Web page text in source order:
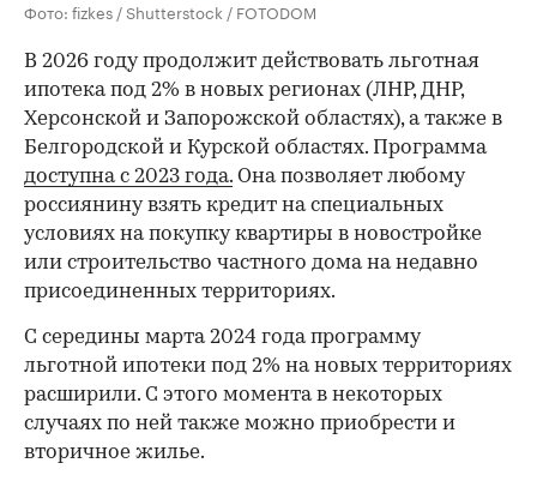
Фото: fizkes / Shutterstock / FOTODOM
В 2026 году продолжит действовать льготная
ипотека под 2% в новых регионах (ЛНР, ДНР,
Херсонской и Запорожской областях), а также в
Белгородской и Курской областях. Программа
доступна с 2023 года. Она позволяет любому
россиянину взять кредит на специальных
условиях на покупку квартиры в новостройке
или строительство частного дома на недавно
присоединенных территориях.
С середины марта 2024 года программу
льготной ипотеки под 2% на новых территориях
расширили. С этого момента в некоторых
случаях по ней также можно приобрести и
вторичное жилье.